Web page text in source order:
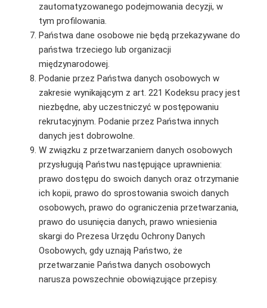
zautomatyzowanego podejmowania decyzji, w
tym profilowania.
Państwa dane osobowe nie będą przekazywane do
państwa trzeciego lub organizacji
międzynarodowej.
Podanie przez Państwa danych osobowych w
zakresie wynikającym z art. 221 Kodeksu pracy jest
niezbędne, aby uczestniczyć w postępowaniu
rekrutacyjnym. Podanie przez Państwa innych
danych jest dobrowolne.
W związku z przetwarzaniem danych osobowych
przysługują Państwu następujące uprawnienia:
prawo dostępu do swoich danych oraz otrzymanie
ich kopii, prawo do sprostowania swoich danych
osobowych, prawo do ograniczenia przetwarzania,
prawo do usunięcia danych, prawo wniesienia
skargi do Prezesa Urzędu Ochrony Danych
Osobowych, gdy uznają Państwo, że
przetwarzanie Państwa danych osobowych
narusza powszechnie obowiązujące przepisy.